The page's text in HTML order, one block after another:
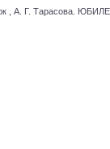
, А. Г. Тарасова.